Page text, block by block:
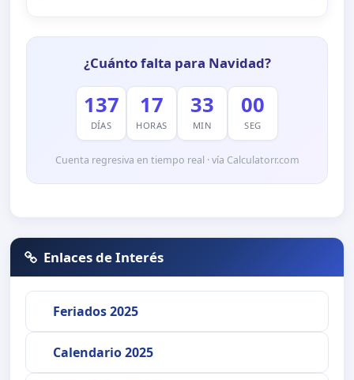
¿Cuánto falta para Navidad?
137
DÍAS
17
HORAS
33
MIN
00
SEG
Cuenta regresiva en tiempo real · vía Calculatorr.com
Enlaces de Interés
Feriados 2025
Calendario 2025